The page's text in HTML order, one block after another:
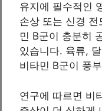
유지에 필수적인
손상 또는 신경
민 B군이 충분히
있습니다. 육류,
비타민 B군이 풍
연구에 따르면 비